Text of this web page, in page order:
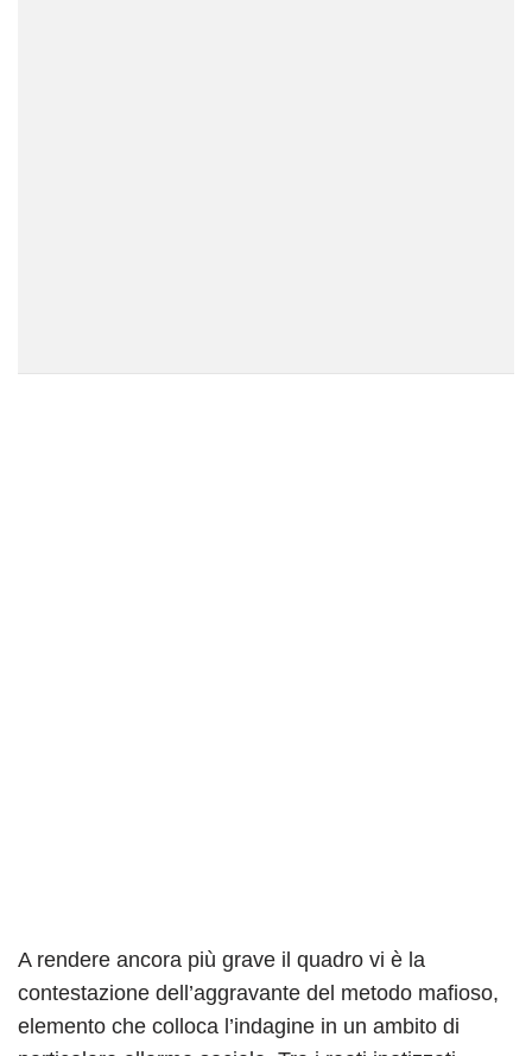
A rendere ancora più grave il quadro vi è la
contestazione dell’aggravante del metodo mafioso,
elemento che colloca l’indagine in un ambito di